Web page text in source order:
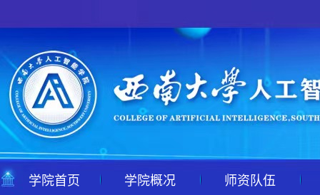
学院首页 学院概况 师资队伍